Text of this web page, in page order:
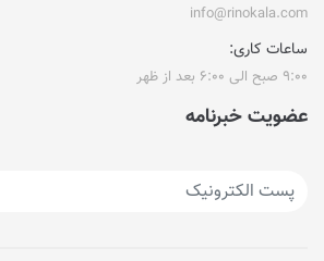
info@rinokala.com
ساعات کاری:
۹:۰۰ صبح الی ۶:۰۰ بعد از ظهر
عضویت خبرنامه